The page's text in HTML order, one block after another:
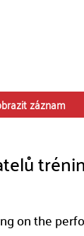
záznam
on the